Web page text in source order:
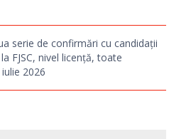
serie de confirmări cu candidații
FJSC, nivel licență, toate
2026